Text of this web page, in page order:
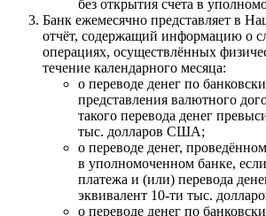
без открытия счета в
Банк ежемесячно представляет в
отчёт, содержащий информацию о
операциях, осуществлённых
течение календарного месяца:
о переводе денег по
представления валютного
такого перевода денег
тыс. долларов США;
о переводе денег,
в уполномоченном банке,
платежа и (или) перевода
эквивалент 10-ти тыс.
о переводе денег по